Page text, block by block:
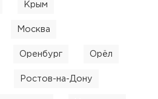
Крым
Москва
Оренбург Орёл
Ростов-на-Дону